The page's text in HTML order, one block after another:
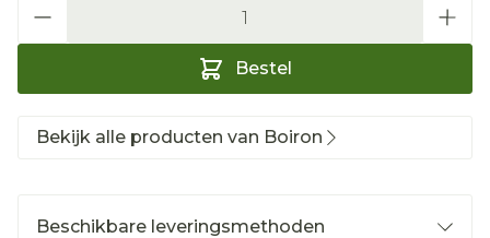
Bestel
Bekijk alle producten van Boiron
Beschikbare leveringsmethoden